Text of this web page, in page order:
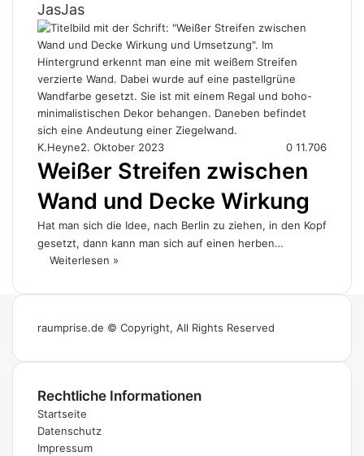
JasJas
K.Heyne2. Oktober 2023 0 11.706
Weißer Streifen zwischen
Wand und Decke Wirkung
Hat man sich die Idee, nach Berlin zu ziehen, in den Kopf
gesetzt, dann kann man sich auf einen herben…
Weiterlesen »
raumprise.de © Copyright, All Rights Reserved
Rechtliche Informationen
Startseite
Datenschutz
Impressum